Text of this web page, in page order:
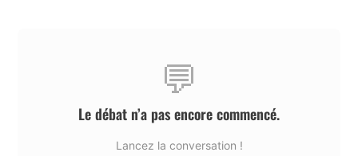
💬
Le débat n’a pas encore commencé.
Lancez la conversation !